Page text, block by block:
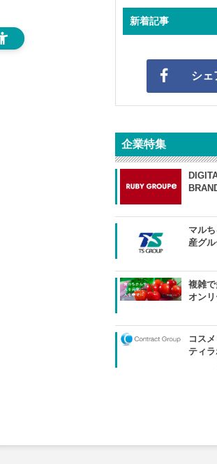
新着記事
シェ
企業特集
マル
産グ
複雑
オン
コス
ティ